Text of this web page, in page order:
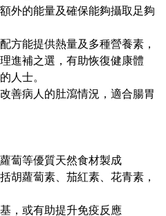
外的能量及確保能夠攝取足夠
方能提供熱量及多種營養素，
進補之選，有助恢復健康體
人士。
善病人的肚瀉情況，適合腸胃
蔔等優質天然食材製成
胡蘿蔔素、茄紅素、花青素，
，或有助提升免疫反應